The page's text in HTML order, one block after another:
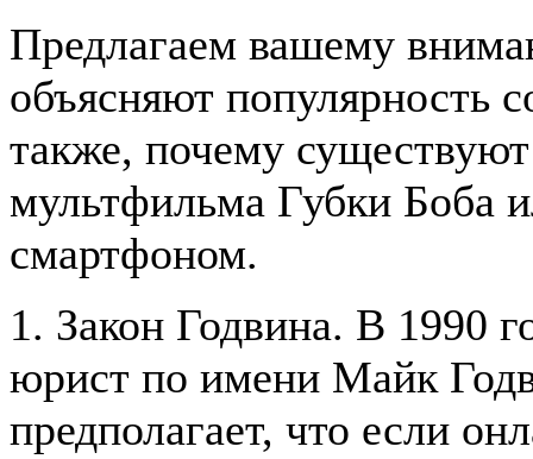
Предлагаем вашему
объясняют популярность
также, почему
мультфильма Губки Боба
смартфоном.
1. Закон Годвина. В 1990
юрист по имени Майк
предполагает, что если